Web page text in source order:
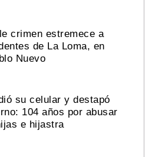
crimen estremece a
de La Loma, en
Nuevo
su celular y destapó
104 años por abusar
e hijastra